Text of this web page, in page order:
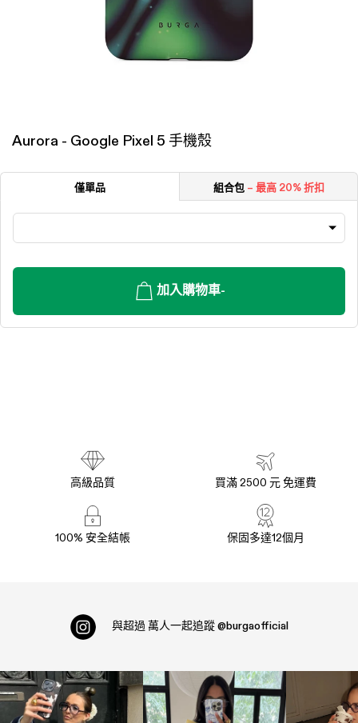
Aurora - Google Pixel 5 手機殼
僅單品 組合包 – 最高 20% 折扣
加入購物車-
高級品質 買滿 2500 元 免運費
100% 安全結帳 保固多達12個月
與超過 萬人一起追蹤 @burgaofficial